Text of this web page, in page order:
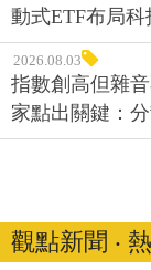
動式ETF布局
2026.08.03
指數創高但雜
家點出關鍵：
觀點新聞 ‧